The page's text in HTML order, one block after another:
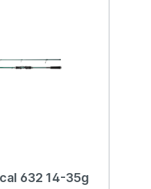
632 14-35g